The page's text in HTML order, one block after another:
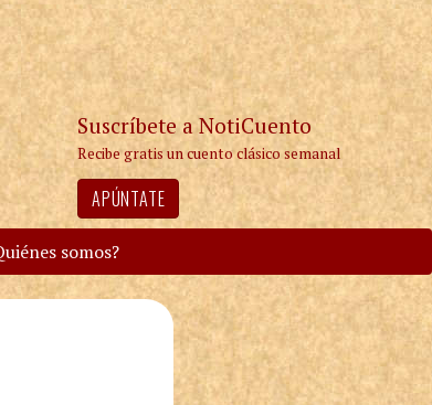
Suscríbete a NotiCuento
Recibe gratis un cuento clásico semanal
APÚNTATE
somos?